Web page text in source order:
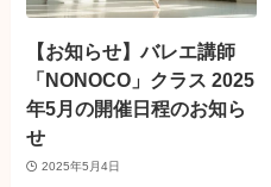
【お知らせ】バレエ講師
「NONOCO」クラス 2025
年5月の開催日程のお知ら
せ
2025年5月4日